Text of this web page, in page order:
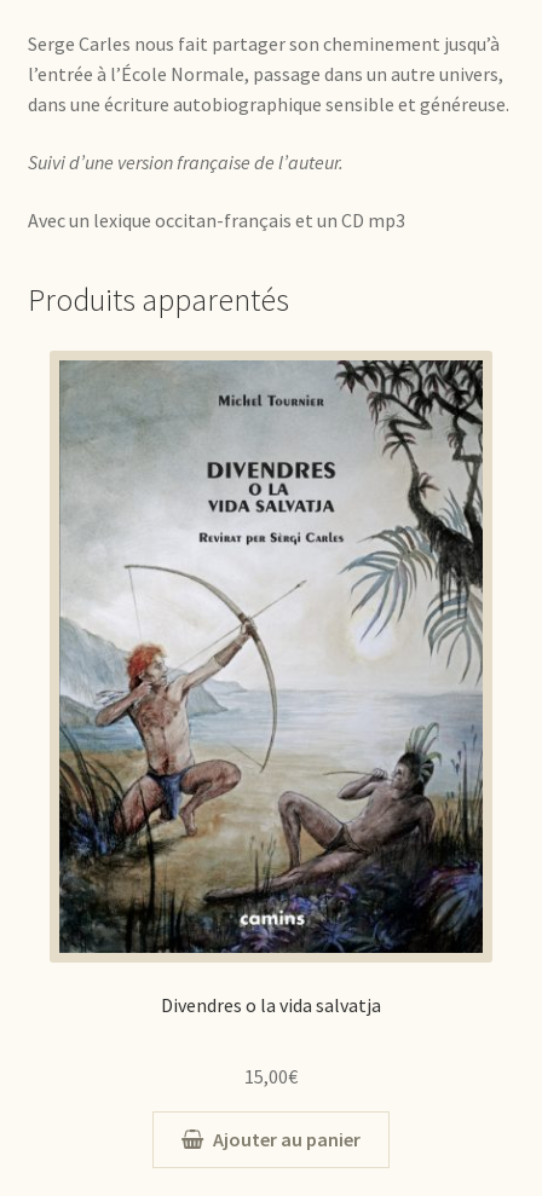
Serge Carles nous fait partager son cheminement jusqu’à
l’entrée à l’École Normale, passage dans un autre univers,
dans une écriture autobiographique sensible et généreuse.
Suivi d’une version française de l’auteur.
Avec un lexique occitan-français et un CD mp3
Produits apparentés
Divendres o la vida salvatja
15,00€
Ajouter au panier